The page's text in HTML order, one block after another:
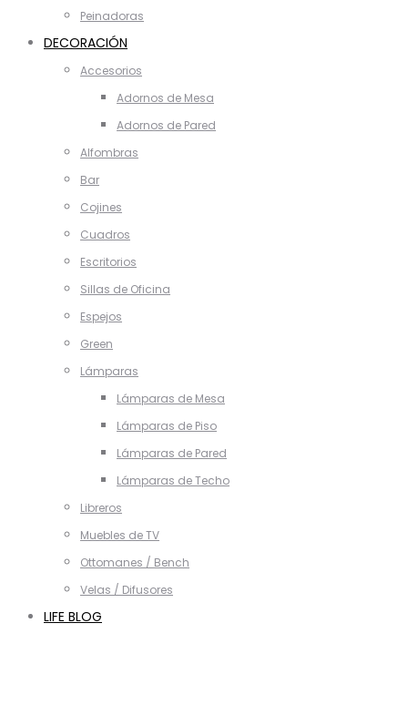
Peinadoras
DECORACIÓN
Accesorios
Adornos de Mesa
Adornos de Pared
Alfombras
Bar
Cojines
Cuadros
Escritorios
Sillas de Oficina
Espejos
Green
Lámparas
Lámparas de Mesa
Lámparas de Piso
Lámparas de Pared
Lámparas de Techo
Libreros
Muebles de TV
Ottomanes / Bench
Velas / Difusores
LIFE BLOG